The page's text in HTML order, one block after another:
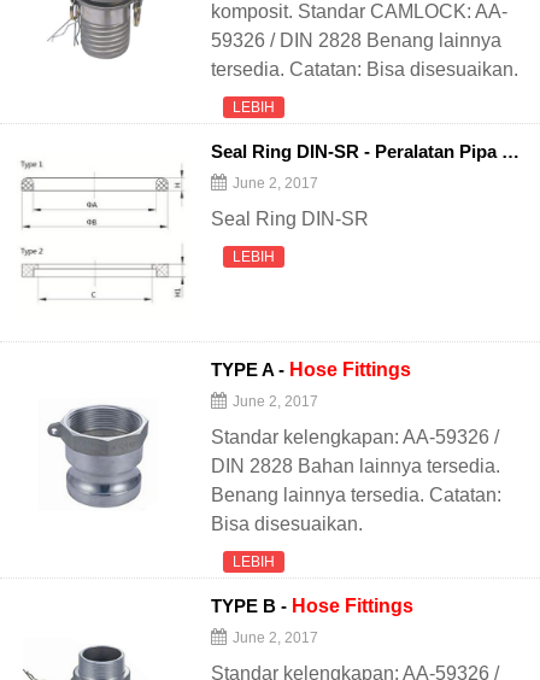
komposit. Standar CAMLOCK: AA-
59326 / DIN 2828 Benang lainnya
tersedia. Catatan: Bisa disesuaikan.
LEBIH
Seal Ring DIN-SR - Peralatan Pipa Sanitasi
June 2, 2017
Seal Ring DIN-SR
LEBIH
TYPE A - Hose Fittings
June 2, 2017
Standar kelengkapan: AA-59326 /
DIN 2828 Bahan lainnya tersedia.
Benang lainnya tersedia. Catatan:
Bisa disesuaikan.
LEBIH
TYPE B - Hose Fittings
June 2, 2017
Standar kelengkapan: AA-59326 /